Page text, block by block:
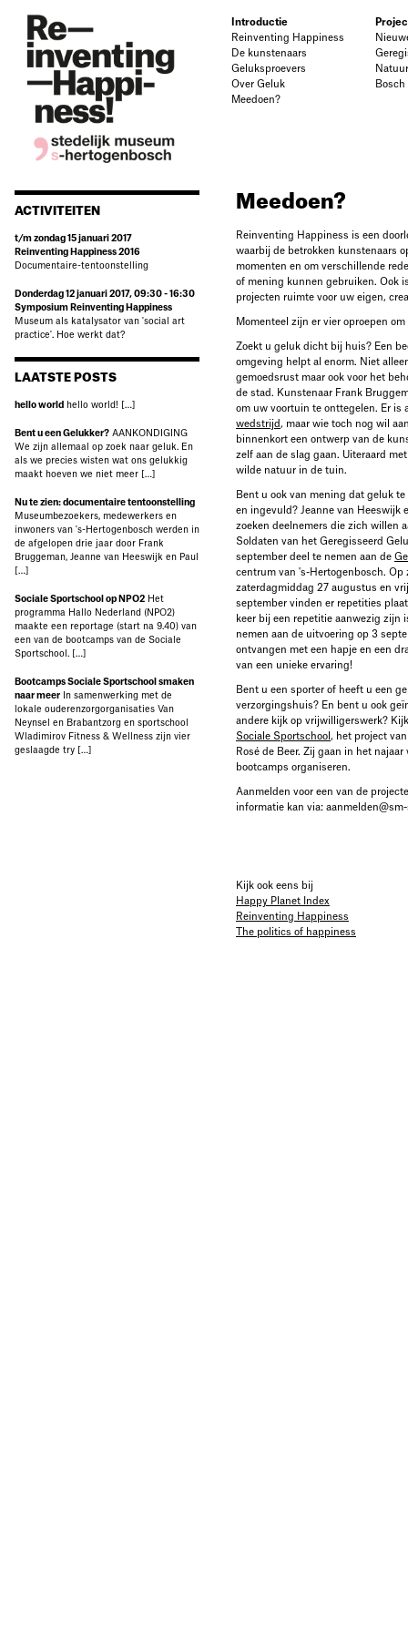
Introductie
Reinventing Happiness
De kunstenaars
Geluksproevers
Over Geluk
Meedoen?
Bosch
ACTIVITEITEN
t/m zondag 15 januari 2017
Reinventing Happiness 2016
Documentaire-tentoonstelling
Donderdag 12 januari 2017, 09:30 - 16:30
Symposium Reinventing Happiness
Museum als katalysator van 'social art
practice'. Hoe werkt dat?
LAATSTE POSTS
hello world hello world! […]
Bent u een Gelukker? AANKONDIGING
We zijn allemaal op zoek naar geluk. En
als we precies wisten wat ons gelukkig
maakt hoeven we niet meer […]
Nu te zien: documentaire tentoonstelling
Museumbezoekers, medewerkers en
inwoners van 's-Hertogenbosch werden in
de afgelopen drie jaar door Frank
Bruggeman, Jeanne van Heeswijk en Paul
[…]
Sociale Sportschool op NPO2 Het
programma Hallo Nederland (NPO2)
maakte een reportage (start na 9.40) van
een van de bootcamps van de Sociale
Sportschool. […]
Bootcamps Sociale Sportschool smaken
naar meer
In samenwerking met de
lokale ouderenzorgorganisaties Van
Neynsel en Brabantzorg en sportschool
Wladimirov Fitness & Wellness zijn vier
geslaagde try […]
Meedoen?
Reinventing Happiness is een
waarbij de betrokken kunstenaars
momenten en om verschillende
of mening kunnen gebruiken. Ook
projecten ruimte voor uw eigen,
Momenteel zijn er vier oproepen om
Zoekt u geluk dicht bij huis? Een
omgeving helpt al enorm. Niet
gemoedsrust maar ook voor het
de stad. Kunstenaar Frank
om uw voortuin te onttegelen. Er is
wedstrijd , maar wie toch nog wil
binnenkort een ontwerp van de
zelf aan de slag gaan. Uiteraard
wilde natuur in de tuin.
Bent u ook van mening dat geluk
en ingevuld? Jeanne van Heeswijk
zoeken deelnemers die zich willen
Soldaten van het Geregisseerd
september deel te nemen aan de
centrum van 's-Hertogenbosch.
zaterdagmiddag 27 augustus en
september vinden er repetities
keer bij een repetitie aanwezig zijn
nemen aan de uitvoering op 3
ontvangen met een hapje en een
van een unieke ervaring!
Bent u een sporter of heeft u een
verzorgingshuis? En bent u ook
andere kijk op vrijwilligerswerk?
Sociale Sportschool , het project
Rosé de Beer. Zij gaan in het najaar
bootcamps organiseren.
Aanmelden voor een van de
informatie kan via:
Kijk ook eens bij
Happy Planet Index
Reinventing Happiness
The politics of happiness